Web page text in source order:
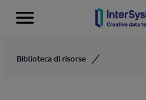
Skip to content
Menu
Biblioteca di risorse